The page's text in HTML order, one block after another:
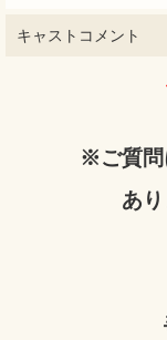
キャストコメント
※ご質問
あ